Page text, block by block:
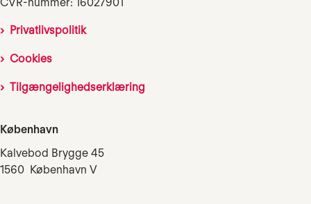
Privatlivspolitik
Cookies
Tilgængelighedserklæring
København
Kalvebod Brygge 45
1560 København V